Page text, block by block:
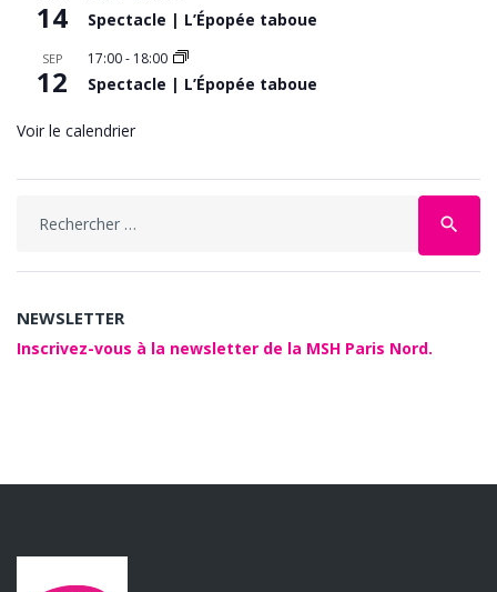
14 Spectacle | L’Épopée taboue
SEP
12
17:00- 18:00
Spectacle | L’Épopée taboue
Voir le calendrier
search
NEWSLETTER
Inscrivez-vous à la newsletter de la MSH Paris Nord.